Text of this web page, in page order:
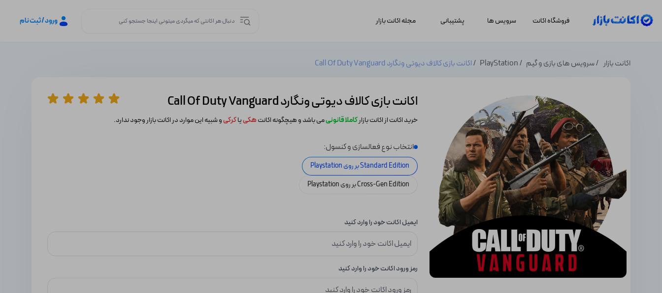
فروشگاه اکانت سرویس ها پشتیبانی مجله اکانت بازار ورود / ثبت نام
اکانت بازار سرویس های بازی و گیم PlayStation اکانت بازی کالاف دیوتی ونگارد Call Of Duty Vanguard
اکانت بازی کالاف دیوتی ونگارد Call Of Duty Vanguard
خرید اکانت از اکانت بازارکاملا قانونیمی باشد و هیچگونه اکانتهکییاکرکیو شبیه این موارد در اکانت بازار وجود ندارد.
انتخاب نوع فعالسازی و کنسول:
Standard Edition بر روی Playstation
Cross-Gen Edition بر روی Playstation
ایمیل اکانت خود را وارد کنید
رمز ورود اکانت خود را وارد کنید